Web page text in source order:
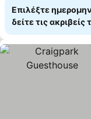
Επιλέξτε
δείτε τις ακριβείς